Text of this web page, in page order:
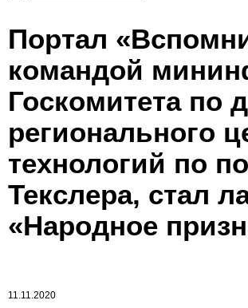
Портал
командой
Госкомитета по
регионального
технологий по
Текслера, стал
«Народное
11.11.2020